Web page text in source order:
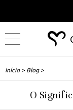
Início > Blog >
O